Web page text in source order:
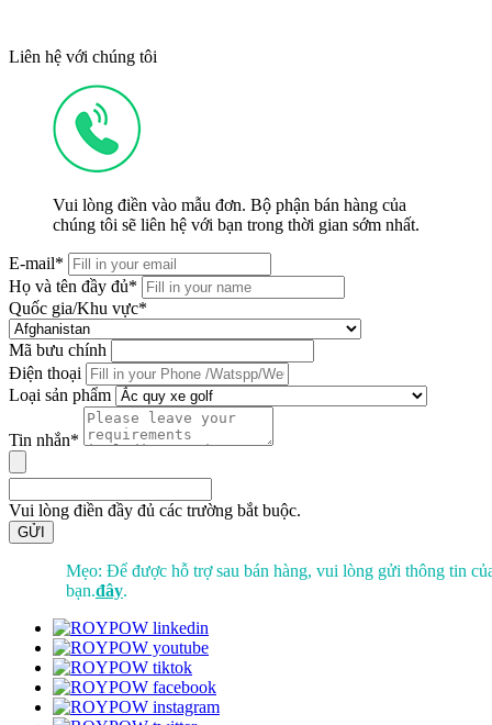
Liên hệ với chúng tôi
Vui lòng điền vào mẫu đơn. Bộ phận bán hàng của
chúng tôi sẽ liên hệ với bạn trong thời gian sớm nhất.
E-mail*
Họ và tên đầy đủ*
Quốc gia/Khu vực*
Mã bưu chính
Điện thoại
Loại sản phẩm
Tin nhắn*
Vui lòng điền đầy đủ các trường bắt buộc.
GỬI
Mẹo: Để được hỗ trợ sau bán hàng, vui lòng gửi thông tin
bạn.đây.